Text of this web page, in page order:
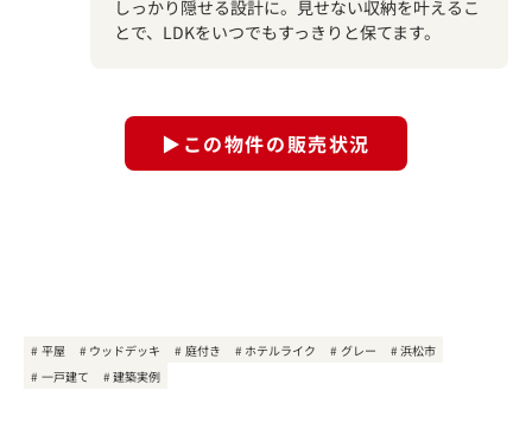
しっかり隠せる設計に。見せない収納を叶えるこ
とで、LDKをいつでもすっきりと保てます。
▶この物件の販売状況
平屋 ウッドデッキ 庭付き ホテルライク グレー
浜松市
一戸建て
建築実例